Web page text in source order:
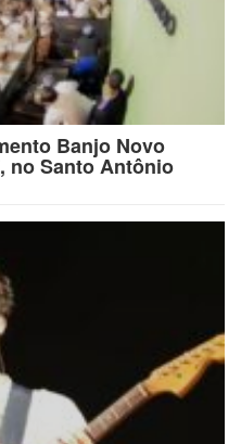
Banjo Novo
no Santo Antônio